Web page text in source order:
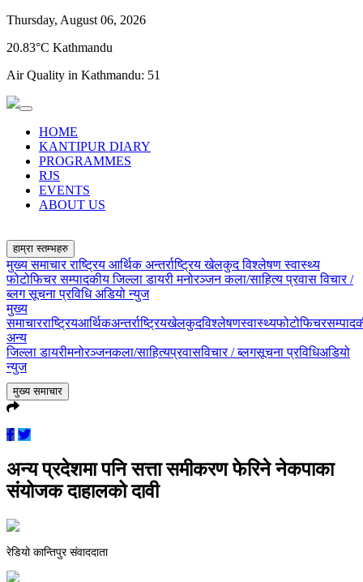
Thursday, August 06, 2026
20.83°C Kathmandu
Air Quality in Kathmandu: 51
HOME
KANTIPUR DIARY
PROGRAMMES
RJS
EVENTS
ABOUT US
हाम्रा स्तम्भहरु
मुख्य समाचारराष्ट्रिय आर्थिकअन्तर्राष्ट्रियखेलकुदविश्लेषणस्वास्थ्य
फोटोफिचरसम्पादकीयजिल्ला डायरीमनोरञ्जनकला/साहित्यप्रवासविचार /
ब्लगसूचना प्रविधिअडियो न्युज
मुख्य
समाचारराष्ट्रियआर्थिकअन्तर्राष्ट्रियखेलकुदविश्लेषणस्वास्थ्यफोटोफिचर
अन्य
जिल्ला डायरीमनोरञ्जनकला/साहित्यप्रवासविचार / ब्लगसूचना प्रविधिअडियो
न्युज
मुख्य समाचार
अन्य प्रदेशमा पनि सत्ता समीकरण फेरिने नेकपाका
संयोजक दाहालको दावी
रेडियो कान्तिपुर संवाददाता